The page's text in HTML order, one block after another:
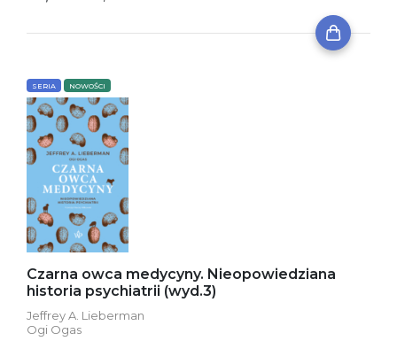
SERIA NOWOŚCI
Czarna owca medycyny. Nieopowiedziana
historia psychiatrii (wyd.3)
Jeffrey A. Lieberman
Ogi Ogas